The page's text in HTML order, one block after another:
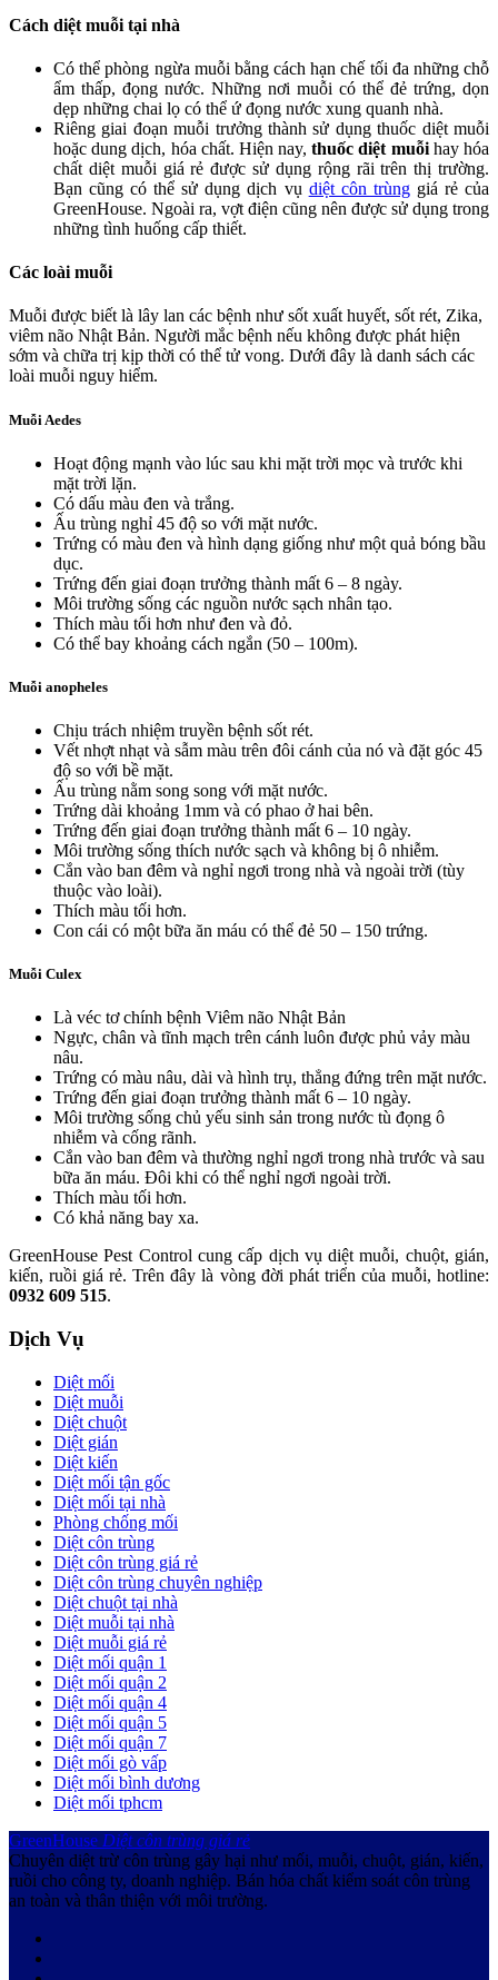
Cách diệt muỗi tại nhà
Có thể phòng ngừa muỗi bằng cách hạn chế tối đa những chỗ
ẩm thấp, đọng nước. Những nơi muỗi có thể đẻ trứng, dọn
dẹp những chai lọ có thể ứ đọng nước xung quanh nhà.
Riêng giai đoạn muỗi trưởng thành sử dụng thuốc diệt muỗi
hoặc dung dịch, hóa chất. Hiện nay,thuốc diệt muỗihay hóa
chất diệt muỗi giá rẻ được sử dụng rộng rãi trên thị trường.
Bạn cũng có thể sử dụng dịch vụ diệt côn trùnggiá rẻ của
GreenHouse. Ngoài ra, vợt điện cũng nên được sử dụng trong
những tình huống cấp thiết.
Các loài muỗi
Muỗi được biết là lây lan các bệnh như sốt xuất huyết, sốt rét, Zika,
viêm não Nhật Bản. Người mắc bệnh nếu không được phát hiện
sớm và chữa trị kịp thời có thể tử vong. Dưới đây là danh sách các
loài muỗi nguy hiểm.
Muỗi Aedes
Hoạt động mạnh vào lúc sau khi mặt trời mọc và trước khi
mặt trời lặn.
Có dấu màu đen và trắng.
Ấu trùng nghỉ 45 độ so với mặt nước.
Trứng có màu đen và hình dạng giống như một quả bóng bầu
dục.
Trứng đến giai đoạn trưởng thành mất 6 – 8 ngày.
Môi trường sống các nguồn nước sạch nhân tạo.
Thích màu tối hơn như đen và đỏ.
Có thể bay khoảng cách ngắn (50 – 100m).
Muỗi anopheles
Chịu trách nhiệm truyền bệnh sốt rét.
Vết nhợt nhạt và sẫm màu trên đôi cánh của nó và đặt góc 45
độ so với bề mặt.
Ấu trùng nằm song song với mặt nước.
Trứng dài khoảng 1mm và có phao ở hai bên.
Trứng đến giai đoạn trưởng thành mất 6 – 10 ngày.
Môi trường sống thích nước sạch và không bị ô nhiễm.
Cắn vào ban đêm và nghỉ ngơi trong nhà và ngoài trời (tùy
thuộc vào loài).
Thích màu tối hơn.
Con cái có một bữa ăn máu có thể đẻ 50 – 150 trứng.
Muỗi Culex
Là véc tơ chính bệnh Viêm não Nhật Bản
Ngực, chân và tĩnh mạch trên cánh luôn được phủ vảy màu
nâu.
Trứng có màu nâu, dài và hình trụ, thẳng đứng trên mặt nước.
Trứng đến giai đoạn trưởng thành mất 6 – 10 ngày.
Môi trường sống chủ yếu sinh sản trong nước tù đọng ô
nhiễm và cống rãnh.
Cắn vào ban đêm và thường nghỉ ngơi trong nhà trước và sau
bữa ăn máu. Đôi khi có thể nghỉ ngơi ngoài trời.
Thích màu tối hơn.
Có khả năng bay xa.
GreenHouse Pest Control cung cấp dịch vụ diệt muỗi, chuột, gián,
kiến, ruồi giá rẻ. Trên đây là vòng đời phát triển của muỗi, hotline:
0932 609 515.
Dịch Vụ
Diệt mối
Diệt muỗi
Diệt chuột
Diệt gián
Diệt kiến
Diệt mối tận gốc
Diệt mối tại nhà
Phòng chống mối
Diệt côn trùng
Diệt côn trùng giá rẻ
Diệt côn trùng chuyên nghiệp
Diệt chuột tại nhà
Diệt muỗi tại nhà
Diệt muỗi giá rẻ
Diệt mối quận 1
Diệt mối quận 2
Diệt mối quận 4
Diệt mối quận 5
Diệt mối quận 7
Diệt mối gò vấp
Diệt mối bình dương
Diệt mối tphcm
GreenHouse Diệt côn trùng giá rẻ
Chuyên diệt trừ côn trùng gây hại như mối, muỗi, chuột, gián, kiến,
ruồi cho công ty, doanh nghiệp. Bán hóa chất kiểm soát côn trùng
an toàn và thân thiện với môi trường.